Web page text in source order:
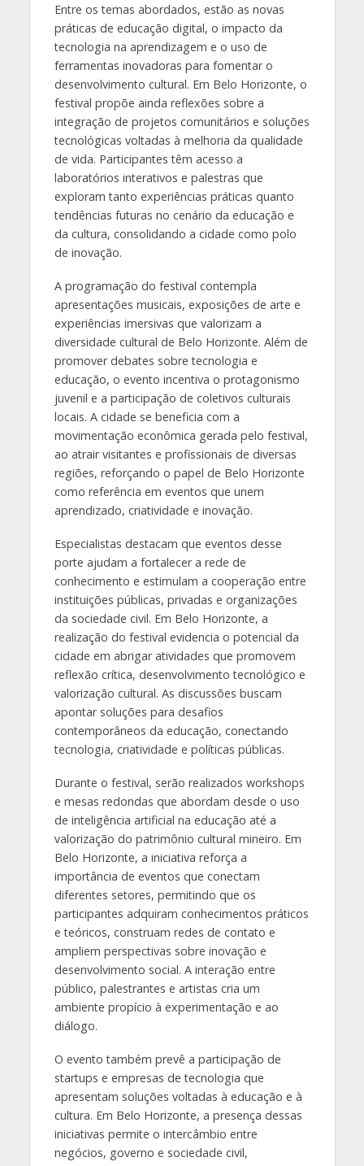
Entre os temas abordados, estão as novas
práticas de educação digital, o impacto da
tecnologia na aprendizagem e o uso de
ferramentas inovadoras para fomentar o
desenvolvimento cultural. Em Belo Horizonte, o
festival propõe ainda reflexões sobre a
integração de projetos comunitários e soluções
tecnológicas voltadas à melhoria da qualidade
de vida. Participantes têm acesso a
laboratórios interativos e palestras que
exploram tanto experiências práticas quanto
tendências futuras no cenário da educação e
da cultura, consolidando a cidade como polo
de inovação.
A programação do festival contempla
apresentações musicais, exposições de arte e
experiências imersivas que valorizam a
diversidade cultural de Belo Horizonte. Além de
promover debates sobre tecnologia e
educação, o evento incentiva o protagonismo
juvenil e a participação de coletivos culturais
locais. A cidade se beneficia com a
movimentação econômica gerada pelo festival,
ao atrair visitantes e profissionais de diversas
regiões, reforçando o papel de Belo Horizonte
como referência em eventos que unem
aprendizado, criatividade e inovação.
Especialistas destacam que eventos desse
porte ajudam a fortalecer a rede de
conhecimento e estimulam a cooperação entre
instituições públicas, privadas e organizações
da sociedade civil. Em Belo Horizonte, a
realização do festival evidencia o potencial da
cidade em abrigar atividades que promovem
reflexão crítica, desenvolvimento tecnológico e
valorização cultural. As discussões buscam
apontar soluções para desafios
contemporâneos da educação, conectando
tecnologia, criatividade e políticas públicas.
Durante o festival, serão realizados workshops
e mesas redondas que abordam desde o uso
de inteligência artificial na educação até a
valorização do patrimônio cultural mineiro. Em
Belo Horizonte, a iniciativa reforça a
importância de eventos que conectam
diferentes setores, permitindo que os
participantes adquiram conhecimentos práticos
e teóricos, construam redes de contato e
ampliem perspectivas sobre inovação e
desenvolvimento social. A interação entre
público, palestrantes e artistas cria um
ambiente propício à experimentação e ao
diálogo.
O evento também prevê a participação de
startups e empresas de tecnologia que
apresentam soluções voltadas à educação e à
cultura. Em Belo Horizonte, a presença dessas
iniciativas permite o intercâmbio entre
negócios, governo e sociedade civil,